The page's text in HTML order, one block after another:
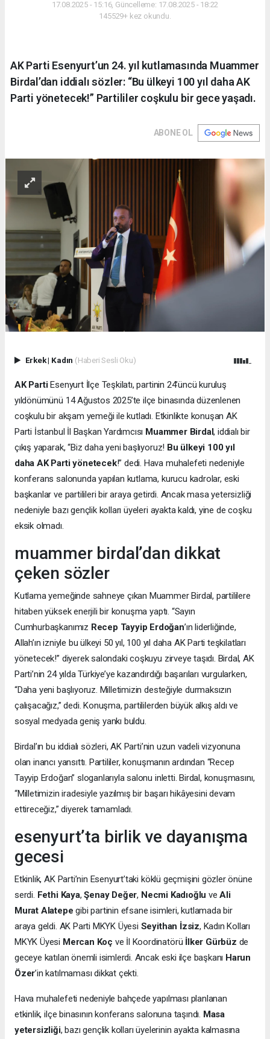
17.08.2025 - 15:16, Güncelleme: 17.08.2025 - 18:22
145529+ kez okundu.
AK Parti Esenyurt’un 24. yıl kutlamasında Muammer
Birdal’dan iddialı sözler: “Bu ülkeyi 100 yıl daha AK
Parti yönetecek!” Partililer coşkulu bir gece yaşadı.
ABONE OL
Erkek| Kadın (Haberi Sesli Oku)
AK PartiEsenyurt İlçe Teşkilatı, partinin 24’üncü kuruluş
yıldönümünü 14 Ağustos 2025’te ilçe binasında düzenlenen
coşkulu bir akşam yemeği ile kutladı. Etkinlikte konuşan AK
Parti İstanbul İl Başkan Yardımcısı Muammer Birdal, iddialı bir
çıkış yaparak, “Biz daha yeni başlıyoruz! Bu ülkeyi 100 yıl
daha AK Parti yönetecek!” dedi. Hava muhalefeti nedeniyle
konferans salonunda yapılan kutlama, kurucu kadrolar, eski
başkanlar ve partilileri bir araya getirdi. Ancak masa yetersizliği
nedeniyle bazı gençlik kolları üyeleri ayakta kaldı, yine de coşku
eksik olmadı.
muammer birdal’dan dikkat
çeken sözler
Kutlama yemeğinde sahneye çıkan Muammer Birdal, partililere
hitaben yüksek enerjili bir konuşma yaptı. “Sayın
Cumhurbaşkanımız Recep Tayyip Erdoğan’ın liderliğinde,
Allah’ın izniyle bu ülkeyi 50 yıl, 100 yıl daha AK Parti teşkilatları
yönetecek!” diyerek salondaki coşkuyu zirveye taşıdı. Birdal, AK
Parti’nin 24 yılda Türkiye’ye kazandırdığı başarıları vurgularken,
“Daha yeni başlıyoruz. Milletimizin desteğiyle durmaksızın
çalışacağız,” dedi. Konuşma, partililerden büyük alkış aldı ve
sosyal medyada geniş yankı buldu.
Birdal’ın bu iddialı sözleri, AK Parti’nin uzun vadeli vizyonuna
olan inancı yansıttı. Partililer, konuşmanın ardından “Recep
Tayyip Erdoğan” sloganlarıyla salonu inletti. Birdal, konuşmasını,
“Milletimizin iradesiyle yazılmış bir başarı hikâyesini devam
ettireceğiz,” diyerek tamamladı.
esenyurt’ta birlik ve dayanışma
gecesi
Etkinlik, AK Parti’nin Esenyurt’taki köklü geçmişini gözler önüne
serdi. Fethi Kaya,Şenay Değer, Necmi Kadıoğlu veAli
Murat Alatepe gibi partinin efsane isimleri, kutlamada bir
araya geldi. AK Parti MKYK Üyesi Seyithan İzsiz, Kadın Kolları
MKYK Üyesi Mercan Koç ve İl Koordinatörü İlker Gürbüz de
geceye katılan önemli isimlerdi. Ancak eski ilçe başkanı Harun
Özer’in katılmaması dikkat çekti.
Hava muhalefeti nedeniyle bahçede yapılması planlanan
etkinlik, ilçe binasının konferans salonuna taşındı. Masa
yetersizliği, bazı gençlik kolları üyelerinin ayakta kalmasına